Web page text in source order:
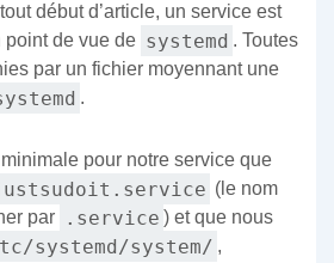
début d’article, un service est
point de vue de systemd . Toutes
par un fichier moyennant une
.
pour notre service que
(le nom
par
.service ) et que nous
systemd/system/ ,